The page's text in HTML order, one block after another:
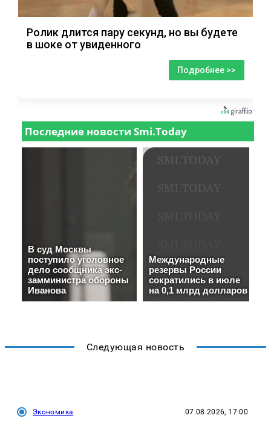
Ролик длится пару секунд, но вы будете
в шоке от увиденного
Подробнее >>
Следующая новость
Экономика 07.08.2026, 17:00